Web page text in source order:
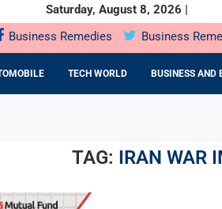
Saturday, August 8, 2026 |
Business Remedies Business
TECH WORLD BUSINESS AND
TAG: IRAN WAR